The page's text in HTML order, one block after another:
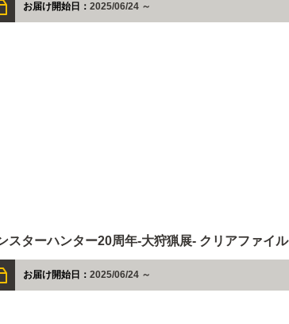
お届け開始日： 2025/06/24 ～
スターハンター20周年-大狩猟展- クリアファイル
お届け開始日： 2025/06/24 ～